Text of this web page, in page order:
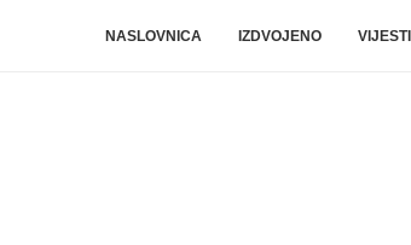
NASLOVNICA IZDVOJENO VIJESTI